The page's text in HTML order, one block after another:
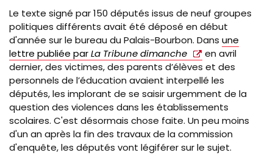
Le texte signé par 150 députés issus de neuf groupes
politiques différents avait été déposé en début
d'année sur le bureau du Palais-Bourbon. Dans une
lettre publiée parLa Tribune dimanche
en avril
dernier, des victimes, des parents d’élèves et des
personnels de l’éducation avaient interpellé les
députés, les implorant de se saisir urgemment de la
question des violences dans les établissements
scolaires. C'est désormais chose faite. Un peu moins
d'un an après la fin des travaux de la commission
d'enquête, les députés vont légiférer sur le sujet.